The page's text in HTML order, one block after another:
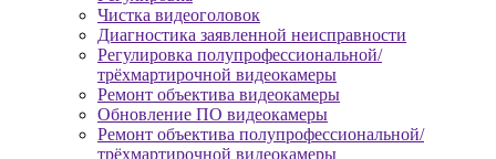
Чистка видеоголовок
Диагностика заявленной неисправности
Регулировка полупрофессиональной/
трёхмартирочной видеокамеры
Ремонт объектива видеокамеры
Обновление ПО видеокамеры
Ремонт объектива полупрофессиональной/
трёхмартирочной видеокамеры